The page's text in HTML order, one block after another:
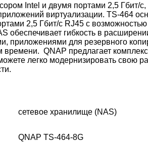
Intel и двумя портами 2,5
виртуализации. TS-464
2,5 Гбит/c RJ45 c
обеспечивает гибкость в
приложениями для резервного
времени. QNAP предлагает
легко модернизировать свою
сетевое хранилище (NAS)
QNAP TS-464-8G